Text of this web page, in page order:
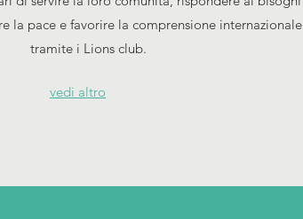
la pace e favorire la comprensione internazionale
tramite i Lions club.
vedi altro